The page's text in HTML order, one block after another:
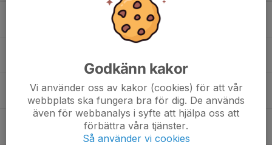
Skinnarvallen 7 mot 7
16:30
Träning
Skinnarvallen 7 mot 7
Godkänn kakor
Vi använder oss av kakor (cookies) för att vår
webbplats ska fungera bra för dig. De används
även för webbanalys i syfte att hjälpa oss att
förbättra våra tjänster.
Så använder vi cookies